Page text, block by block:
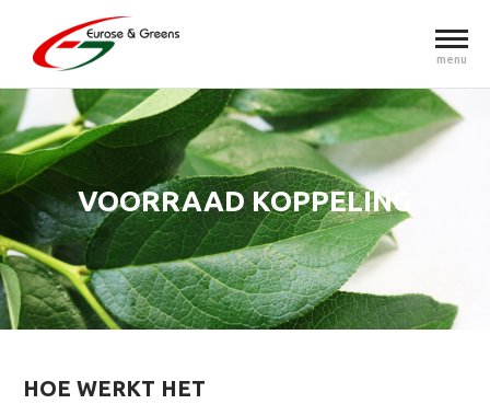
menu
VOORRAAD KOPPELING
HOE WERKT HET